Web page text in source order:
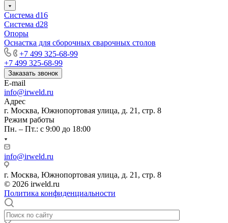
Система d16
Система d28
Опоры
Оснастка для сборочных сварочных столов
+7 499 325-68-99
+7 499 325-68-99
Заказать звонок
E-mail
info@irweld.ru
Адрес
г. Москва, Южнопортовая улица, д. 21, стр. 8
Режим работы
Пн. – Пт.: с 9:00 до 18:00
info@irweld.ru
г. Москва, Южнопортовая улица, д. 21, стр. 8
© 2026 irweld.ru
Политика конфиденциальности